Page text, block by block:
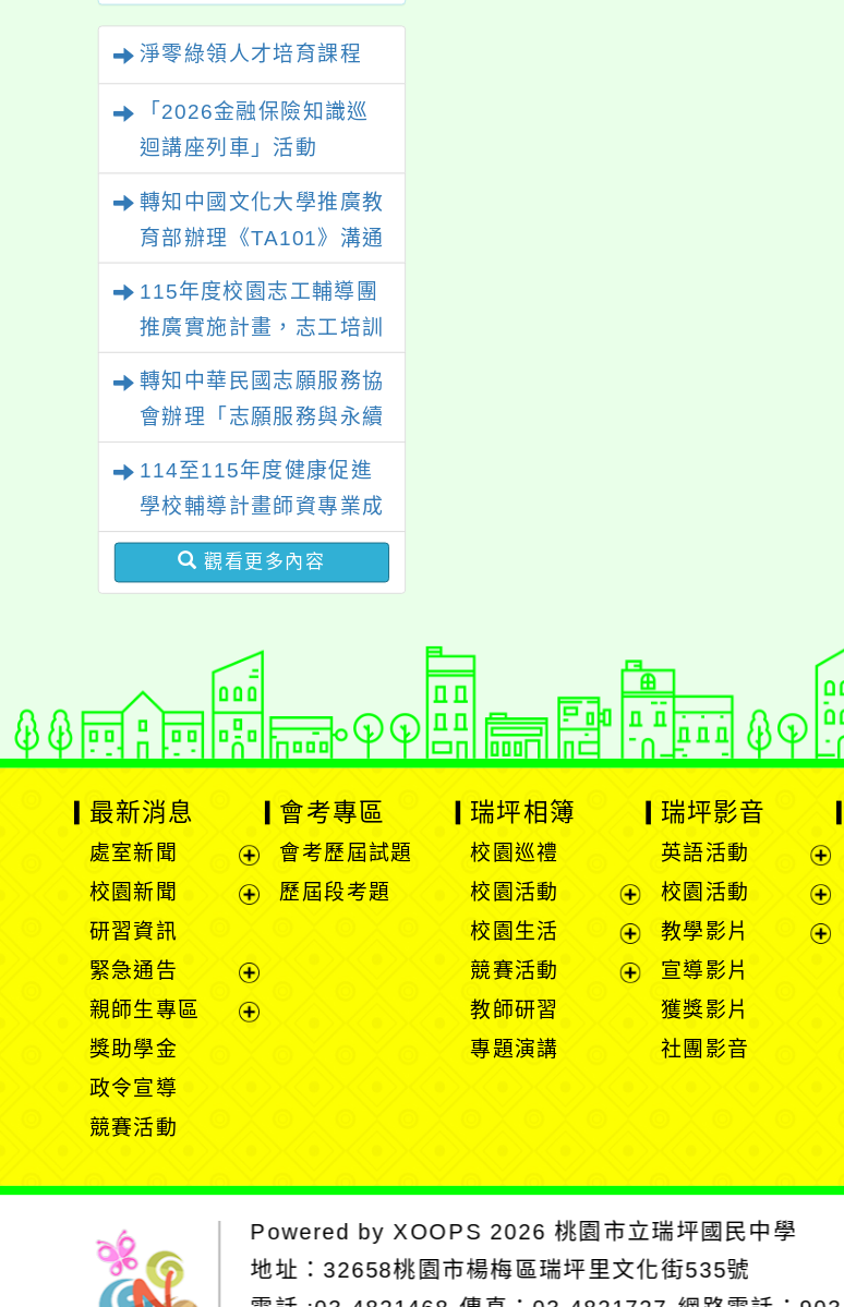
淨零綠領人才培育課程
「2026金融保險知識巡
迴講座列車」活動
轉知中國文化大學推廣教
育部辦理《TA101》溝通
作等相關系所師生報名參
加。
115年度校園志工輔導團
推廣實施計畫，志工培訓
轉知中華民國志願服務協
會辦理「志願服務與永續
114至115年度健康促進
學校輔導計畫師資專業成
長研習
觀看更多內容
最新消息
處室新聞
展
單
校園新聞
選
單
研習資訊
緊急通告
展
開
親師生專區
獎助學金
政令宣導
競賽活動
會考專區
會考歷屆試題
歷屆段考題
瑞坪相簿
校園巡禮
校園活動
展
選
校園生活
展
開
競賽活動
教師研習
專題演講
瑞坪影音
英語活動
展
選
校園活動
展
教學影片
宣導影片
獲獎影片
社團影音
Powered by XOOPS 2026桃園市立瑞坪國民中學
地址： 32658桃園市楊梅區瑞坪里文化街535號